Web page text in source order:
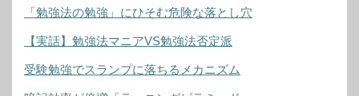
「勉強法の勉強」にひそむ危険な落とし穴
【実話】勉強法マニアVS勉強法否定派
受験勉強でスランプに落ちるメカニズム